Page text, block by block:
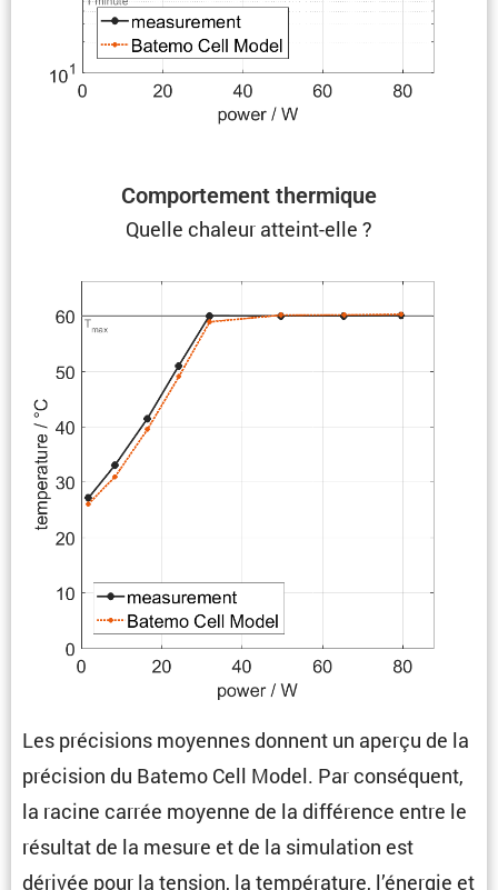
Compor­te­ment thermique
Quelle chaleur atteint-elle ?
Les préci­sions moyennes donnent un aperçu de la
préci­sion du Batemo Cell Model. Par consé­quent,
la racine carrée moyenne de la diffé­rence entre le
résultat de la mesure et de la simula­tion est
dérivée pour la tension, la tempé­ra­ture, l’énergie et